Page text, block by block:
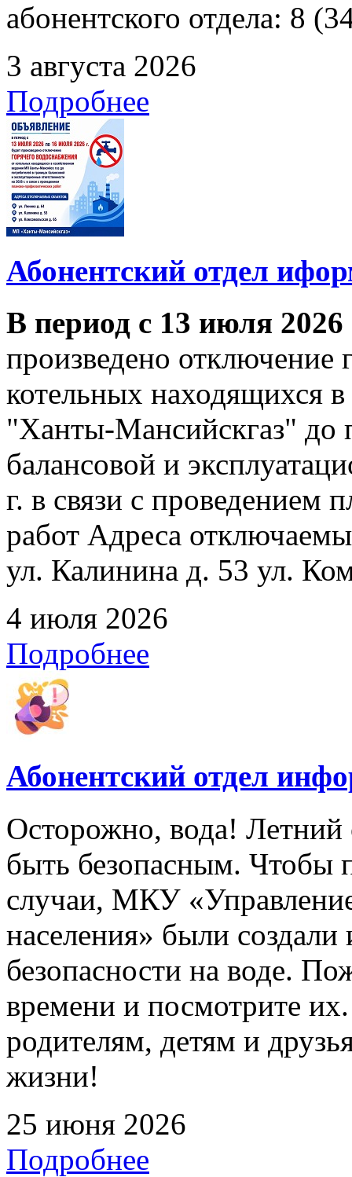
абонентского отдела: 8
3 августа 2026
Подробнее
Абонентский отдел
В период с 13 июля
произведено отключение
котельных находящихся
"Ханты-Мансийскгаз" до
балансовой и
г. в связи с проведением
работ Адреса
ул. Калинина д. 53 ул.
4 июля 2026
Подробнее
Абонентский отдел
Осторожно, вода! Летний
быть безопасным. Чтобы
случаи, МКУ
населения» были
безопасности на воде.
времени и посмотрите
родителям, детям и
жизни!
25 июня 2026
Подробнее